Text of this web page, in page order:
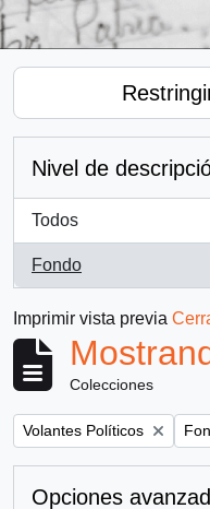
Nivel de
Todos
Fondo
, 1 resultados
Imprimir vista previa
Colecciones
Remove filter:
Volantes Políticos
Opciones